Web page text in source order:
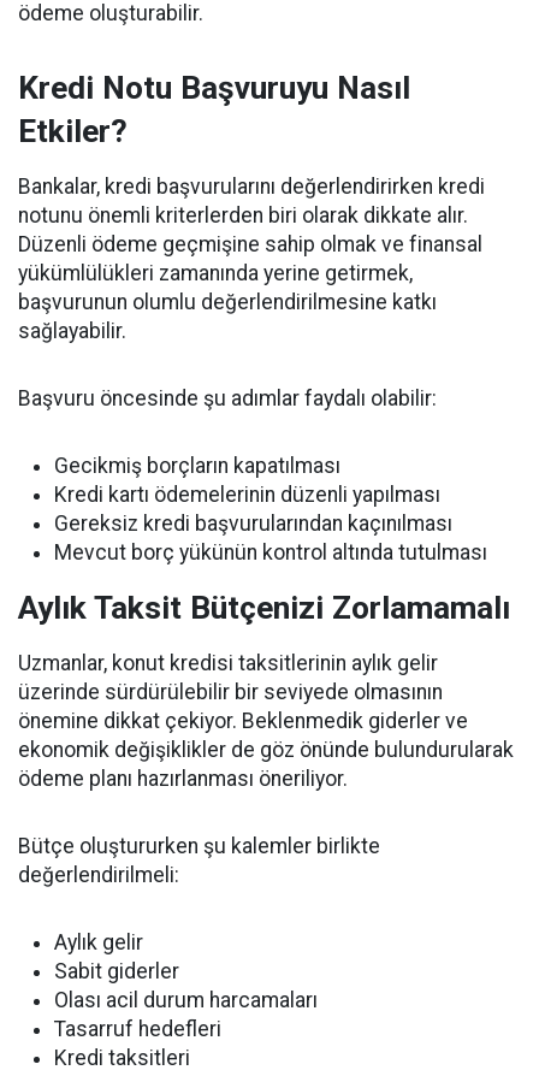
ödeme oluşturabilir.
Kredi Notu Başvuruyu Nasıl
Etkiler?
Bankalar, kredi başvurularını değerlendirirken kredi
notunu önemli kriterlerden biri olarak dikkate alır.
Düzenli ödeme geçmişine sahip olmak ve finansal
yükümlülükleri zamanında yerine getirmek,
başvurunun olumlu değerlendirilmesine katkı
sağlayabilir.
Başvuru öncesinde şu adımlar faydalı olabilir:
Gecikmiş borçların kapatılması
Kredi kartı ödemelerinin düzenli yapılması
Gereksiz kredi başvurularından kaçınılması
Mevcut borç yükünün kontrol altında tutulması
Aylık Taksit Bütçenizi Zorlamamalı
Uzmanlar, konut kredisi taksitlerinin aylık gelir
üzerinde sürdürülebilir bir seviyede olmasının
önemine dikkat çekiyor. Beklenmedik giderler ve
ekonomik değişiklikler de göz önünde bulundurularak
ödeme planı hazırlanması öneriliyor.
Bütçe oluştururken şu kalemler birlikte
değerlendirilmeli:
Aylık gelir
Sabit giderler
Olası acil durum harcamaları
Tasarruf hedefleri
Kredi taksitleri